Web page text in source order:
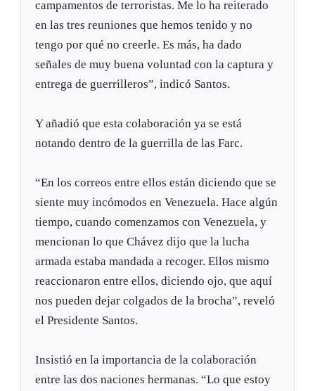
campamentos de terroristas. Me lo ha reiterado
en las tres reuniones que hemos tenido y no
tengo por qué no creerle. Es más, ha dado
señales de muy buena voluntad con la captura y
entrega de guerrilleros”, indicó Santos.
Y añadió que esta colaboración ya se está
notando dentro de la guerrilla de las Farc.
“En los correos entre ellos están diciendo que se
siente muy incómodos en Venezuela. Hace algún
tiempo, cuando comenzamos con Venezuela, y
mencionan lo que Chávez dijo que la lucha
armada estaba mandada a recoger. Ellos mismo
reaccionaron entre ellos, diciendo ojo, que aquí
nos pueden dejar colgados de la brocha”, reveló
el Presidente Santos.
Insistió en la importancia de la colaboración
entre las dos naciones hermanas. “Lo que estoy